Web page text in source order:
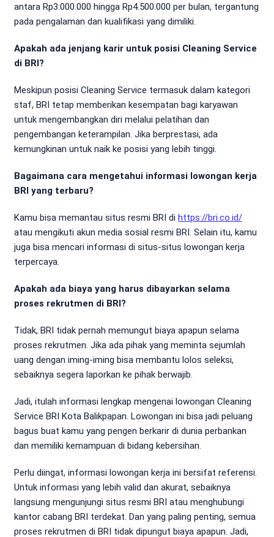
antara Rp3.000.000 hingga Rp4.500.000 per bulan, tergantung
pada pengalaman dan kualifikasi yang dimiliki.
Apakah ada jenjang karir untuk posisi Cleaning Service
di BRI?
Meskipun posisi Cleaning Service termasuk dalam kategori
staf, BRI tetap memberikan kesempatan bagi karyawan
untuk mengembangkan diri melalui pelatihan dan
pengembangan keterampilan. Jika berprestasi, ada
kemungkinan untuk naik ke posisi yang lebih tinggi.
Bagaimana cara mengetahui informasi lowongan kerja
BRI yang terbaru?
Kamu bisa memantau situs resmi BRI di https://bri.co.id/
atau mengikuti akun media sosial resmi BRI. Selain itu, kamu
juga bisa mencari informasi di situs-situs lowongan kerja
terpercaya.
Apakah ada biaya yang harus dibayarkan selama
proses rekrutmen di BRI?
Tidak, BRI tidak pernah memungut biaya apapun selama
proses rekrutmen. Jika ada pihak yang meminta sejumlah
uang dengan iming-iming bisa membantu lolos seleksi,
sebaiknya segera laporkan ke pihak berwajib.
Jadi, itulah informasi lengkap mengenai lowongan Cleaning
Service BRI Kota Balikpapan. Lowongan ini bisa jadi peluang
bagus buat kamu yang pengen berkarir di dunia perbankan
dan memiliki kemampuan di bidang kebersihan.
Perlu diingat, informasi lowongan kerja ini bersifat referensi.
Untuk informasi yang lebih valid dan akurat, sebaiknya
langsung mengunjungi situs resmi BRI atau menghubungi
kantor cabang BRI terdekat. Dan yang paling penting, semua
proses rekrutmen di BRI tidak dipungut biaya apapun. Jadi,